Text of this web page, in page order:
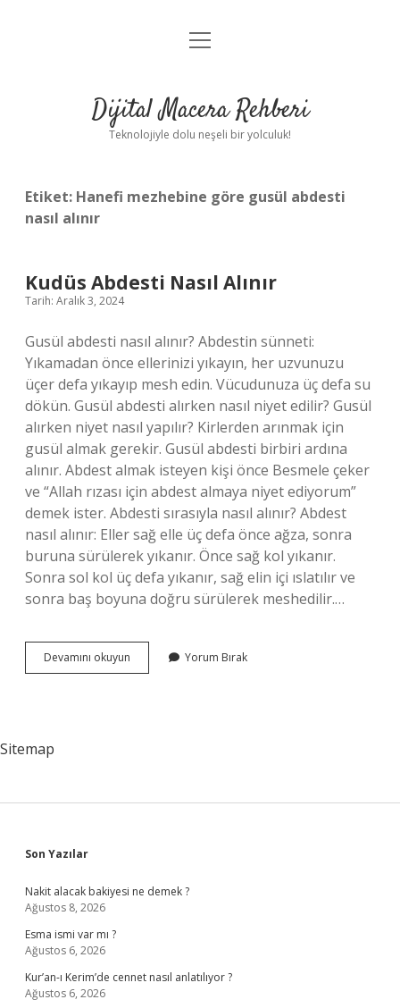
Anasayfa
Yasal Uyarı
menüyü
Dijital Macera Rehberi
Teknolojiyle dolu neşeli bir yolculuk!
Etiket: Hanefi mezhebine göre gusül abdesti
nasıl alınır
Kudüs Abdesti Nasıl Alınır
Tarih: Aralık 3, 2024
Gusül abdesti nasıl alınır? Abdestin sünneti:
Yıkamadan önce ellerinizi yıkayın, her uzvunuzu
üçer defa yıkayıp mesh edin. Vücudunuza üç defa su
dökün. Gusül abdesti alırken nasıl niyet edilir? Gusül
alırken niyet nasıl yapılır? Kirlerden arınmak için
gusül almak gerekir. Gusül abdesti birbiri ardına
alınır. Abdest almak isteyen kişi önce Besmele çeker
ve “Allah rızası için abdest almaya niyet ediyorum”
demek ister. Abdesti sırasıyla nasıl alınır? Abdest
nasıl alınır: Eller sağ elle üç defa önce ağza, sonra
buruna sürülerek yıkanır. Önce sağ kol yıkanır.
Sonra sol kol üç defa yıkanır, sağ elin içi ıslatılır ve
sonra baş boyuna doğru sürülerek meshedilir.…
Devamını okuyun
Abdesti
Yorum Bırak
Sitemap
Sidebar
Son Yazılar
Nakit alacak bakiyesi ne demek ?
Ağustos 8, 2026
Esma ismi var mı ?
Ağustos 6, 2026
Kur’an-ı Kerim’de cennet nasıl anlatılıyor ?
Ağustos 6, 2026